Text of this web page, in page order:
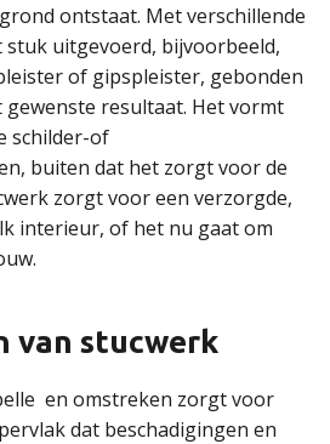
ontstaat. Met verschillende
uitgevoerd, bijvoorbeeld,
of gipspleister, gebonden
gewenste resultaat. Het vormt
schilder-of
buiten dat het zorgt voor de
zorgt voor een verzorgde,
interieur, of het nu gaat om
van stucwerk
en omstreken zorgt voor
dat beschadigingen en